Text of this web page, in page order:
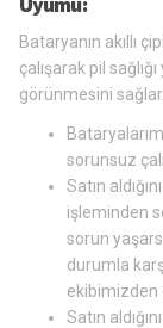
Bataryanın akıllı
çalışarak pil
görünmesini sağlar.
sorunsuz
Satın
işleminden
sorun
durumla
ekibimizden
Satın